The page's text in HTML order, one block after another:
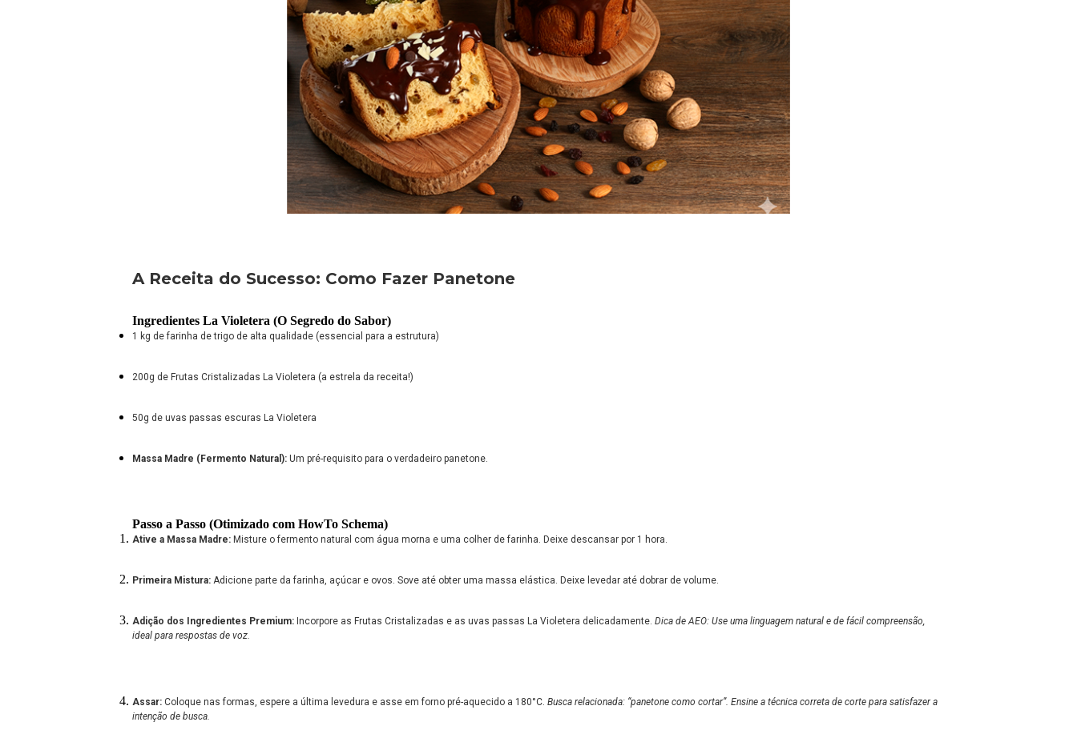
A Receita do Sucesso: Como Fazer Panetone
Ingredientes La Violetera (O Segredo do Sabor)
1 kg de farinha de trigo de alta qualidade (essencial para a estrutura)
200g de Frutas Cristalizadas La Violetera (a estrela da receita!)
50g de uvas passas escuras La Violetera
Massa Madre (Fermento Natural): Um pré-requisito para o verdadeiro panetone.
Passo a Passo (Otimizado com HowTo Schema)
Ative a Massa Madre: Misture o fermento natural com água morna e uma colher de farinha. Deixe descansar por 1 hora.
Primeira Mistura: Adicione parte da farinha, açúcar e ovos. Sove até obter uma massa elástica. Deixe levedar até dobrar de volume.
Adição dos Ingredientes Premium: Incorpore as Frutas Cristalizadas e as uvas passas La Violetera delicadamente. Dica de AEO: Use uma linguagem natural e de fácil compreensão,
ideal para respostas de voz.
Assar: Coloque nas formas, espere a última levedura e asse em forno pré-aquecido a 180°C. Busca relacionada: “panetone como cortar”. Ensine a técnica correta de corte para satisfazer a
intenção de busca.